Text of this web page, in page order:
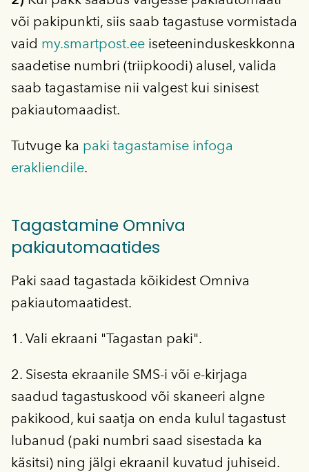
või pakipunkti, siis saab tagastuse vormistada
vaid my.smartpost.ee iseteeninduskeskkonna
saadetise numbri (triipkoodi) alusel, valida
saab tagastamise nii valgest kui sinisest
pakiautomaadist.
Tutvuge ka paki tagastamise infoga
erakliendile.
Tagastamine Omniva
pakiautomaatides
Paki saad tagastada kõikidest Omniva
pakiautomaatidest.
1. Vali ekraani "Tagastan paki".
2. Sisesta ekraanile SMS-i või e-kirjaga
saadud tagastuskood või skaneeri algne
pakikood, kui saatja on enda kulul tagastust
lubanud (paki numbri saad sisestada ka
käsitsi) ning jälgi ekraanil kuvatud juhiseid.